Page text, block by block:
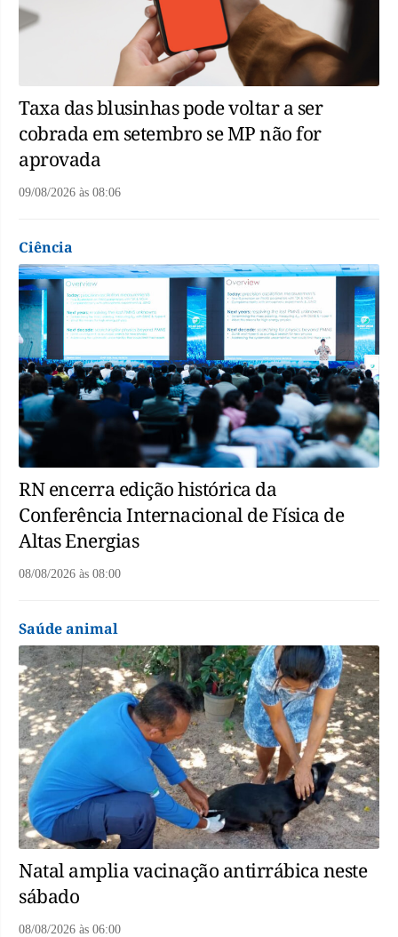
Taxa das blusinhas pode voltar a ser
cobrada em setembro se MP não for
aprovada
09/08/2026 às 08:06
Ciência
RN encerra edição histórica da
Conferência Internacional de Física de
Altas Energias
08/08/2026 às 08:00
Saúde animal
Natal amplia vacinação antirrábica neste
sábado
08/08/2026 às 06:00